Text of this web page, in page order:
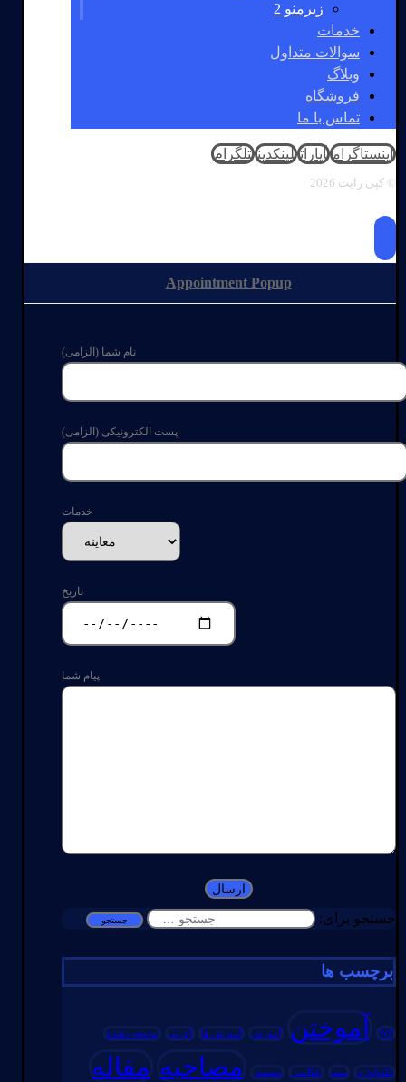
زیرمنو 2
خدمات
سوالات متداول
وبلاگ
فروشگاه
تماس با ما
اینستاگرام آپارات لینکدین تلگرام
© کپی رایت 2026
Appointment Popup
نام شما (الزامی)
پست الکترونیکی (الزامی)
خدمات
تاریخ
پیام شما
جستجو برای:
برچسب ها
WP آموختن آموزش آموزش ها آی تی توسعه دهنده
تکنولوژی سئو عکاسی مشهور مصاحبه مقاله